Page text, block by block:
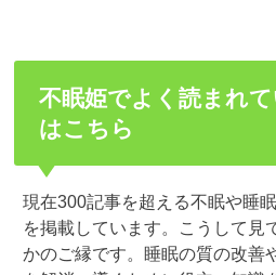
不眠姫でよく読まれ
はこちら
現在300記事を超える不眠や睡
を掲載しています。こうして見
かのご縁です。睡眠の質の改善